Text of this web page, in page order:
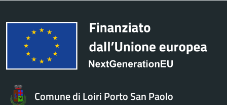
Comune di Loiri Porto San Paolo